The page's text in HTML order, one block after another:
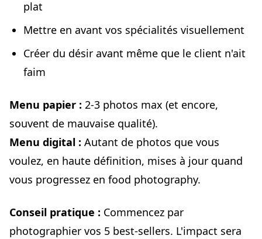
plat
Mettre en avant vos spécialités visuellement
Créer du désir avant même que le client n'ait
faim
Menu papier : 2-3 photos max (et encore,
souvent de mauvaise qualité).
Menu digital : Autant de photos que vous
voulez, en haute définition, mises à jour quand
vous progressez en food photography.
Conseil pratique : Commencez par
photographier vos 5 best-sellers. L'impact sera